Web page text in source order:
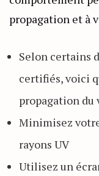
propagation et à
Selon certains
certifiés, voici
propagation
Minimisez
rayons UV
Utilisez un